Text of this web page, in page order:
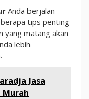
Anda berjalan
tips penting
yang matang akan
lebih
Jasa
Murah